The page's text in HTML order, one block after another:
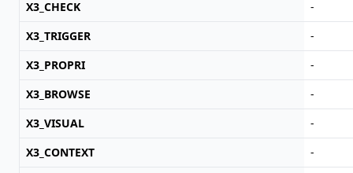
X3_CHECK
-
X3_TRIGGER
-
X3_PROPRI
-
X3_BROWSE
-
X3_VISUAL
-
X3_CONTEXT
-